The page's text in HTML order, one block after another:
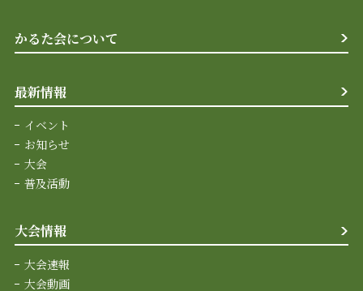
かるた会について
最新情報
イベント
お知らせ
大会
普及活動
大会情報
大会速報
大会動画